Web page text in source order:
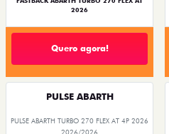
2026
Quero agora!
PULSE ABARTH
PULSE ABARTH TURBO 270 FLEX AT 4P 2026
2026/2026